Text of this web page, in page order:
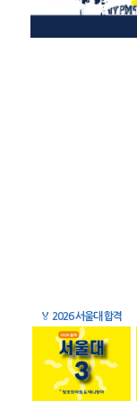
🏅 2026 서울대 합격